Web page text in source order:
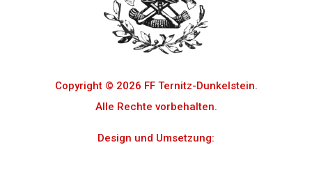
Copyright © 2026 FF Ternitz-Dunkelstein.
Alle Rechte vorbehalten.
Design und Umsetzung: